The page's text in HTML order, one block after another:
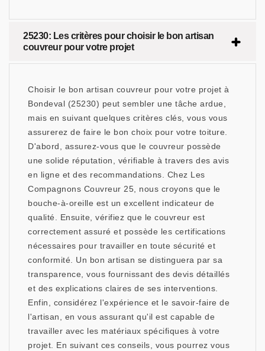
25230: Les critères pour choisir le bon artisan
couvreur pour votre projet
Choisir le bon artisan couvreur pour votre projet à
Bondeval (25230) peut sembler une tâche ardue,
mais en suivant quelques critères clés, vous vous
assurerez de faire le bon choix pour votre toiture.
D'abord, assurez-vous que le couvreur possède
une solide réputation, vérifiable à travers des avis
en ligne et des recommandations. Chez Les
Compagnons Couvreur 25, nous croyons que le
bouche-à-oreille est un excellent indicateur de
qualité. Ensuite, vérifiez que le couvreur est
correctement assuré et possède les certifications
nécessaires pour travailler en toute sécurité et
conformité. Un bon artisan se distinguera par sa
transparence, vous fournissant des devis détaillés
et des explications claires de ses interventions.
Enfin, considérez l'expérience et le savoir-faire de
l'artisan, en vous assurant qu'il est capable de
travailler avec les matériaux spécifiques à votre
projet. En suivant ces conseils, vous pourrez vous